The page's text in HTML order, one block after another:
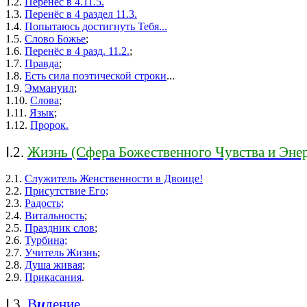
1.3. Перенёс в 4 раздел 11.3.
1.4. Попытаюсь достигнуть Тебя...
1.5. Слово Божье;
1.6. Перенёс в 4 разд. 11.2.;
1.7. Правда;
1.8. Есть сила поэтической строки...
1.9. Эммануил;
1.10. Слова;
1.11. Язык;
1.12. Пророк.
Ⅰ.2. Жизнь (Сфера Божественного Чувства и
2.1. Служитель Женственности в Двоице!
2.2. Присутствие Его;
2.3. Радость;
2.4. Витальность;
2.5. Праздник слов;
2.6. Турбина;
2.7. Учитель Жизнь;
2.8. Душа живая;
2.9. Прикасания.